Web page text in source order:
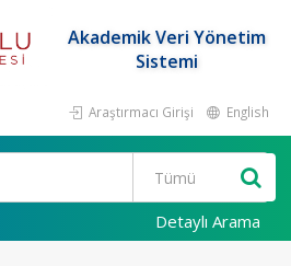
Akademik Veri Yönetim
Sistemi
Araştırmacı Girişi English
Detaylı Arama